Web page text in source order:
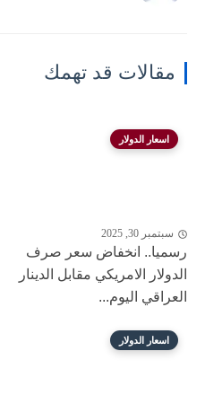
مقالات قد تهمك
اسعار الدولار
سبتمبر 30, 2025
رسميا.. انخفاض سعر صرف
الدولار الامريكي مقابل الدينار
العراقي اليوم...
اسعار الدولار